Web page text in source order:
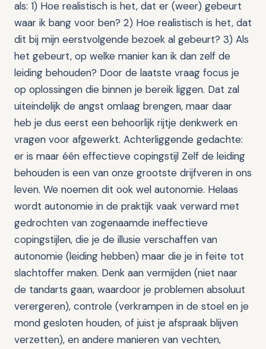
als: 1) Hoe realistisch is het, dat er (weer) gebeurt
waar ik bang voor ben? 2) Hoe realistisch is het, dat
dit bij mijn eerstvolgende bezoek al gebeurt? 3) Als
het gebeurt, op welke manier kan ik dan zelf de
leiding behouden? Door de laatste vraag focus je
op oplossingen die binnen je bereik liggen. Dat zal
uiteindelijk de angst omlaag brengen, maar daar
heb je dus eerst een behoorlijk rijtje denkwerk en
vragen voor afgewerkt. Achterliggende gedachte:
er is maar één effectieve copingstijl Zelf de leiding
behouden is een van onze grootste drijfveren in ons
leven. We noemen dit ook wel autonomie. Helaas
wordt autonomie in de praktijk vaak verward met
gedrochten van zogenaamde ineffectieve
copingstijlen, die je de illusie verschaffen van
autonomie (leiding hebben) maar die je in feite tot
slachtoffer maken. Denk aan vermijden (niet naar
de tandarts gaan, waardoor je problemen absoluut
verergeren), controle (verkrampen in de stoel en je
mond gesloten houden, of juist je afspraak blijven
verzetten), en andere manieren van vechten,